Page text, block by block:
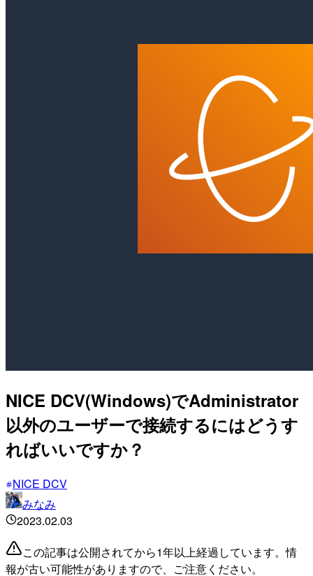
NICE DCV(Windows)でAdministrator
以外のユーザーで接続するにはどうす
ればいいですか？
NICE DCV
みなみ
2023.02.03
この記事は公開されてから1年以上経過しています。情
報が古い可能性がありますので、ご注意ください。